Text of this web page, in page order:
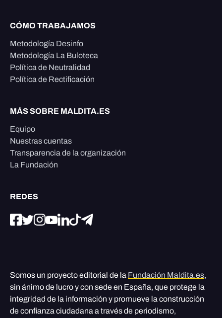
CÓMO TRABAJAMOS
Metodología Desinfo
Metodología La Buloteca
Política de Neutralidad
Política de Rectificación
MÁS SOBRE MALDITA.ES
Equipo
Nuestras cuentas
Transparencia de la organización
La Fundación
REDES
Somos un proyecto editorial de la Fundación Maldita.es,
sin ánimo de lucro y con sede en España, que protege la
integridad de la información y promueve la construcción
de confianza ciudadana a través de periodismo,